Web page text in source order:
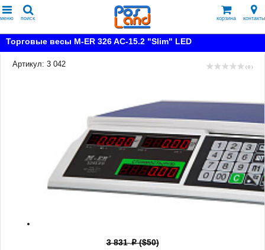
меню поиск корзина контакты
Торговые весы M-ER 326 AC-15.2 "Slim" LED
Артикул: 3 042 ( 0 )
3 831p($50)